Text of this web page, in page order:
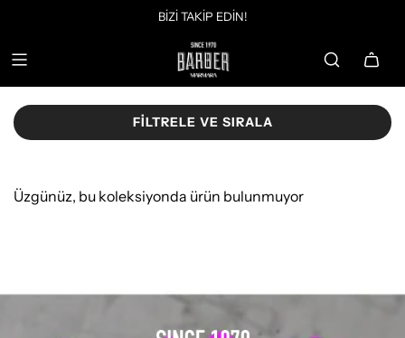
BİZİ TAKİP EDİN!
FILTRELE VE SIRALA
Üzgünüz, bu koleksiyonda ürün bulunmuyor